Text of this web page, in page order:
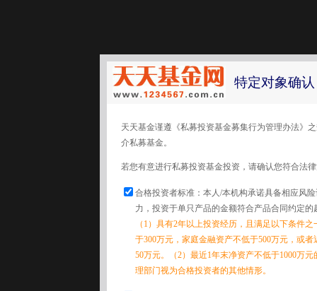
特定对象确认
天天基金谨遵《私募投资基金募集行为管理办法》
介私募基金。
若您有意进行私募投资基金投资，请确认您符合法
合格投资者标准：本人/本机构承诺具备相应风
力，投资于单只产品的金额符合产品合同约定的
（1）具有2年以上投资经历，且满足以下条件
于300万元，家庭金融资产不低于500万元，或
50万元。（2）最近1年末净资产不低于1000万
理部门视为合格投资者的其他情形。